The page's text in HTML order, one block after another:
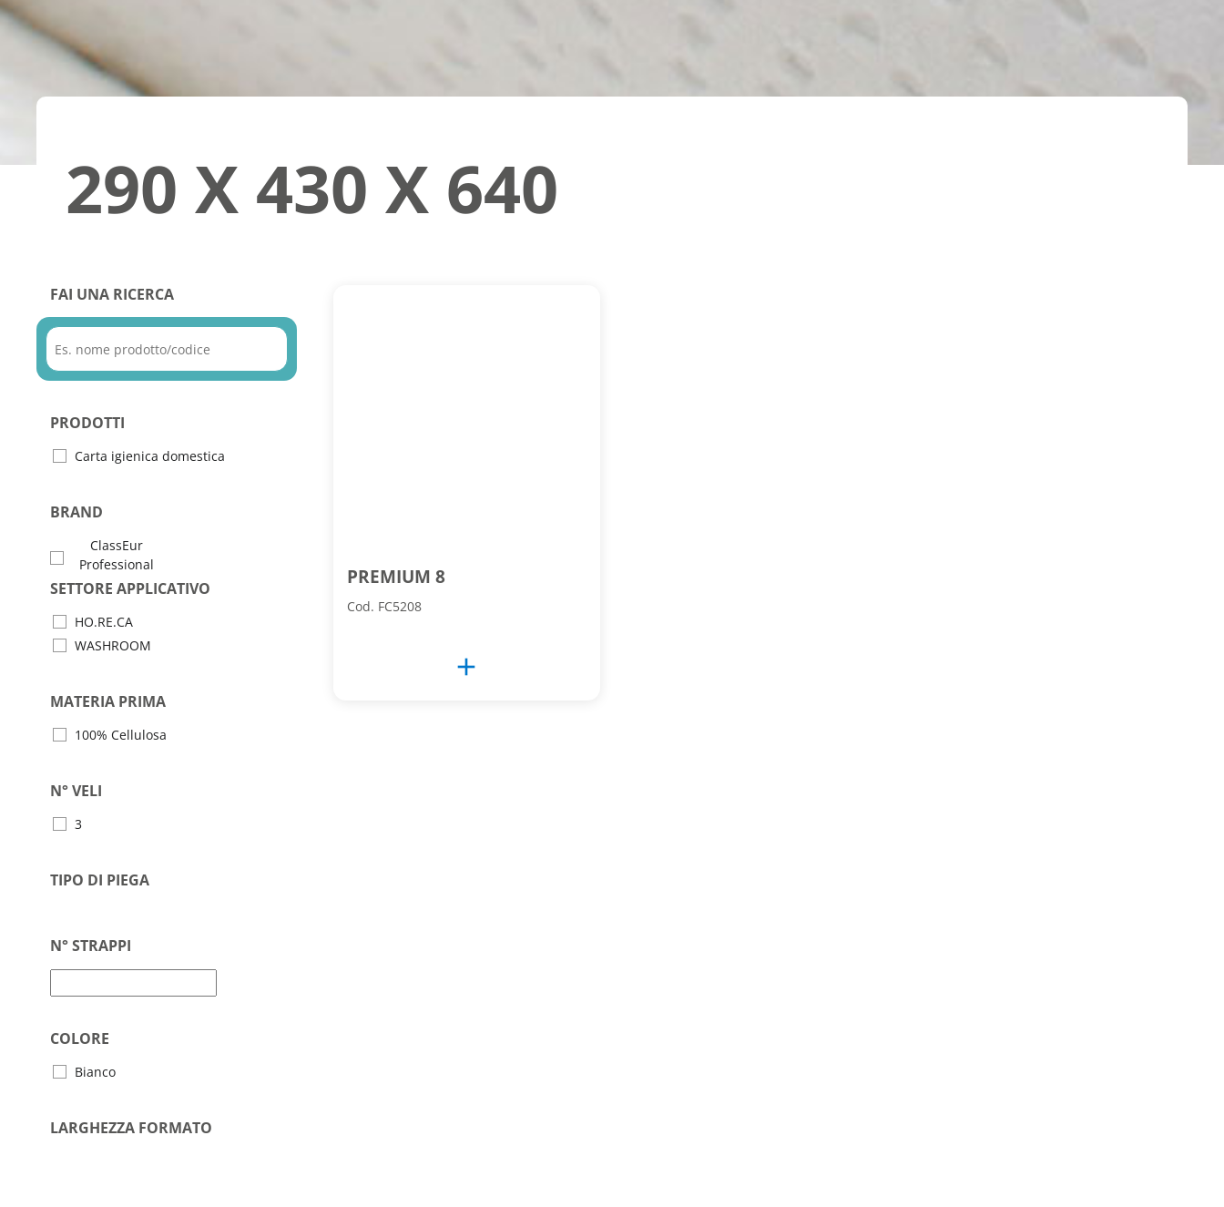
290 X 430 X 640
FAI UNA RICERCA
PRODOTTI
Carta igienica domestica
BRAND
ClassEur
Professional
SETTORE APPLICATIVO
HO.RE.CA
WASHROOM
MATERIA PRIMA
100% Cellulosa
N° VELI
3
TIPO DI PIEGA
N° STRAPPI
COLORE
Bianco
LARGHEZZA FORMATO
PREMIUM 8
Cod. FC5208
add